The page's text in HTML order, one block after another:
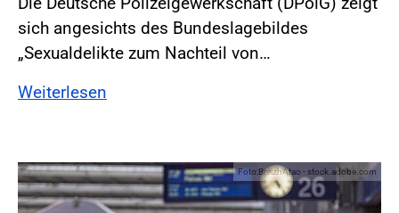
sich angesichts des Bundeslagebildes
„Sexualdelikte zum Nachteil von…
Weiterlesen
Foto:BreizhAtao - stock.adobe.com